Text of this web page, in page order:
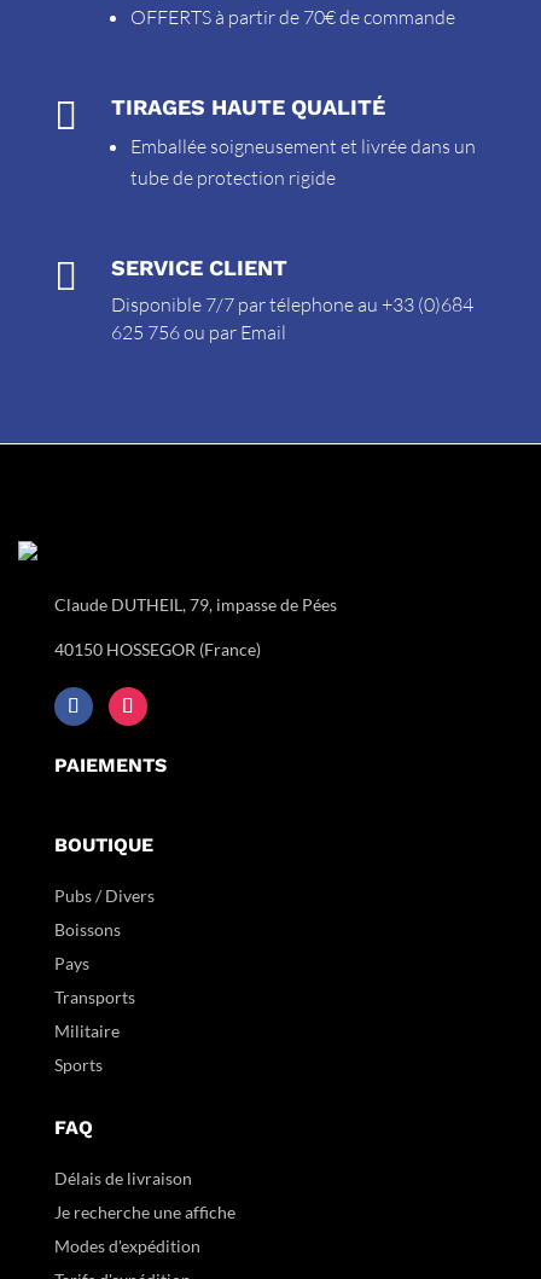
OFFERTS à partir de 70€ de commande
 TIRAGES HAUTE QUALITÉ
Emballée soigneusement et livrée dans un
tube de protection rigide
 SERVICE CLIENT
Disponible 7/7 par télephone au +33 (0)684
625 756 ou par Email
Claude DUTHEIL, 79, impasse de Pées
40150 HOSSEGOR (France)
PAIEMENTS
BOUTIQUE
Pubs / Divers
Boissons
Pays
Transports
Militaire
Sports
FAQ
Délais de livraison
Je recherche une affiche
Modes d'expédition